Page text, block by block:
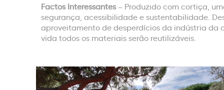
Factos Interessantes– Produzido com cortiça,
segurança, acessibilidade e sustentabilidade.
aproveitamento de desperdícios da indústria da
vida todos os materiais serão reutilizáveis.